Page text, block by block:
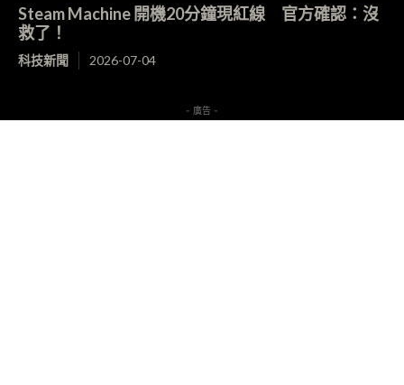
Steam Machine 開機20分鐘現紅線 官方確認：沒
救了！
科技新聞 2026-07-04
- 廣告 -